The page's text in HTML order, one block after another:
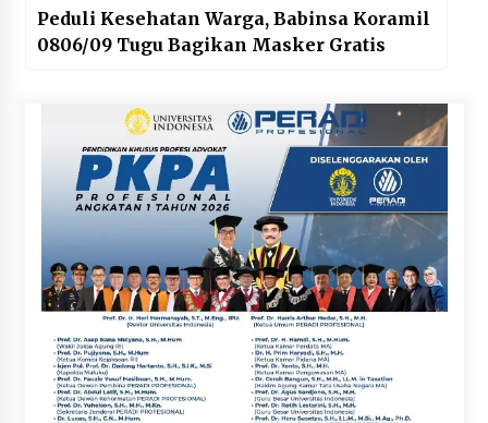
Peduli Kesehatan Warga, Babinsa Koramil
0806/09 Tugu Bagikan Masker Gratis